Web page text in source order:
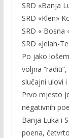
SRD «Banja
SRD «Klen»
SRD « Bosna
SRD «Jelah-
Po jako
voljna
slučajni ulovi
Prvo mjesto
negativnih
Banja Luka i
poena,